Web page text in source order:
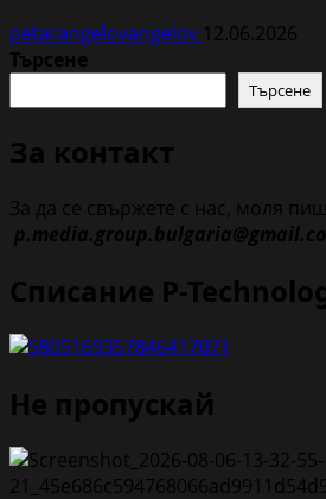
petarangelovangelov 12.06.2026
Търсене
Търсене
За контакт
За да се свържете с нас, моля
Списание P-
Не пропускай